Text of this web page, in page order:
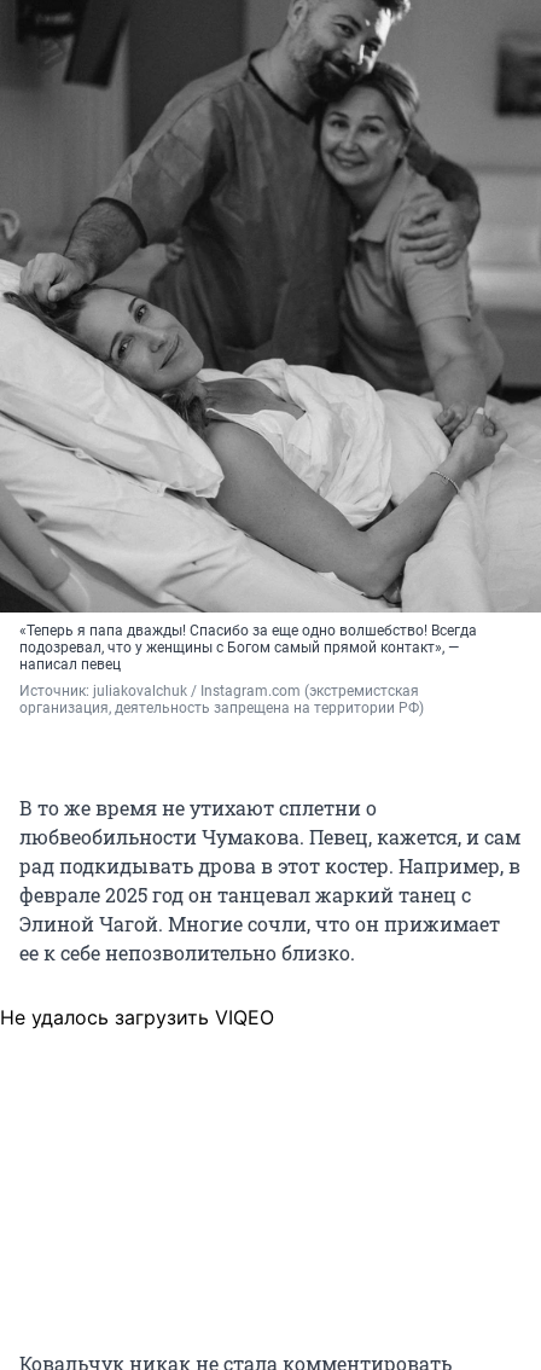
«Теперь я папа дважды! Спасибо за еще одно волшебство! Всегда
подозревал, что у женщины с Богом самый прямой контакт», —
написал певец
Источник: juliakovalchuk / Instagram.com (экстремистская
организация, деятельность запрещена на территории РФ)
В то же время не утихают сплетни о
любвеобильности Чумакова. Певец, кажется, и сам
рад подкидывать дрова в этот костер. Например, в
феврале 2025 год он танцевал жаркий танец с
Элиной Чагой. Многие сочли, что он прижимает
ее к себе непозволительно близко.
Не удалось загрузить VIQEO
Ковальчук никак не стала комментировать